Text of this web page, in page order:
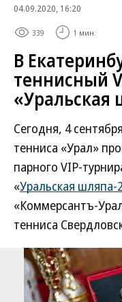
04.09.2020, 16:20
339 1 мин.
В
теннисный
«Уральская
Сегодня, 4
тенниса «Урал»
парного VIP-
«Уральская шляпа-
«Коммерсантъ-
тенниса